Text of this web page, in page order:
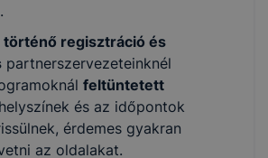
.
történő regisztráció és
partnerszervezeteinknél
feltüntetett
és az időpontok
érdemes gyakran
az oldalakat.